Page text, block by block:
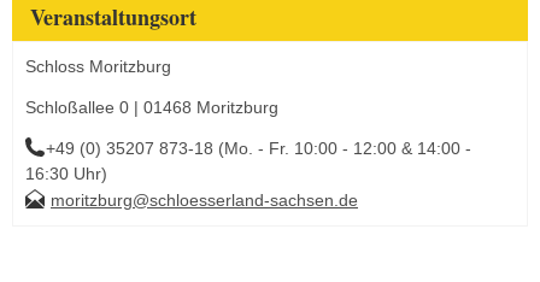
Veranstaltungsort
Schloss Moritzburg
Schloßallee 0 | 01468 Moritzburg
+49 (0) 35207 873-18 (Mo. - Fr. 10:00 - 12:00 & 14:00 -
16:30 Uhr)
moritzburg@schloesserland-sachsen.de